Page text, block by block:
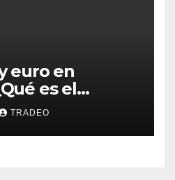
euro en
es el
and
TRADEO